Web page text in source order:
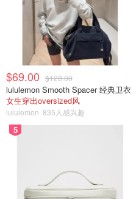
$69.00 $128.00
lululemon Smooth Spacer 经典卫衣
女生穿出oversized风
lululemon 835人感兴趣
5